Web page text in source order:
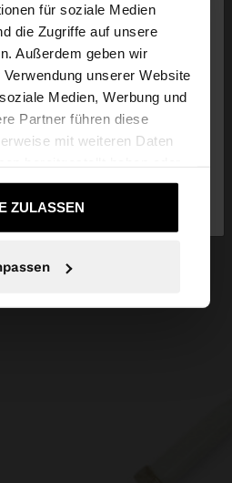
für soziale Medien
die Zugriffe auf unsere
Außerdem geben wir
unserer Website
Medien, Werbung und
Partner führen diese
mit weiteren Daten
Nutzung der Dienste
ZULASSEN
auf die Website zu.
States Website
Ja, bringen Sie mich
zu United States